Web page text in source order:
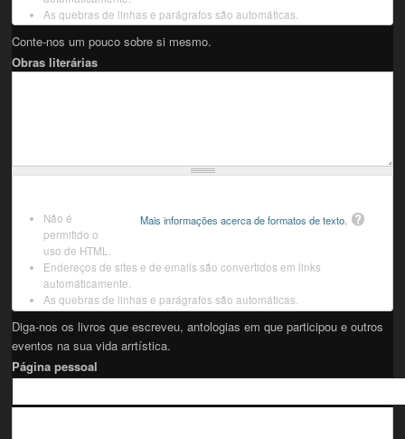
As quebras de linhas e parágrafos são automáticas.
Conte-nos um pouco sobre si mesmo.
Obras literárias
Mais informações acerca de formatos de texto.
Não é
permitido o
uso de HTML.
Endereços de sites e de emails são convertidos em links
automáticamente.
As quebras de linhas e parágrafos são automáticas.
Diga-nos os livros que escreveu, antologias em que participou e outros
eventos na sua vida arrtística.
Página pessoal